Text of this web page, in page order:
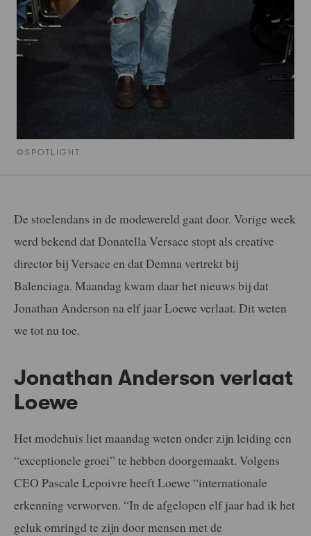
©SPOTLIGHT
De stoelendans in de modewereld gaat door. Vorige week
werd bekend dat Donatella Versace stopt als creative
director bij Versace en dat Demna vertrekt bij
Balenciaga. Maandag kwam daar het nieuws bij dat
Jonathan Anderson na elf jaar Loewe verlaat. Dit weten
we tot nu toe.
Jonathan Anderson verlaat
Loewe
Het modehuis liet maandag weten onder zijn leiding een
“exceptionele groei” te hebben doorgemaakt. Volgens
CEO Pascale Lepoivre heeft Loewe “internationale
erkenning verworven. “In de afgelopen elf jaar had ik het
geluk omringd te zijn door mensen met de